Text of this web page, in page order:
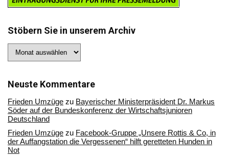
Stöbern Sie in unserem Archiv
Sie
Archiv
Neuste Kommentare
Frieden Umzüge zu Bayerischer Ministerpräsident Dr. Markus
Söder auf der Bundeskonferenz der Wirtschaftsjunioren
Deutschland
Frieden Umzüge zu Facebook-Gruppe „Unsere Rottis & Co, in
der Auffangstation die Vergessenen“ hilft geretteten Hunden in
Not